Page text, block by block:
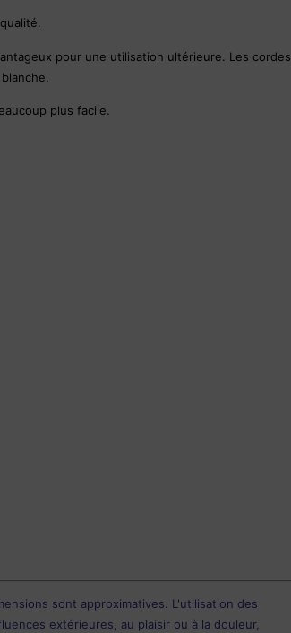
pour une utilisation ultérieure. Les cordes
plus facile.
sont approximatives. L'utilisation des
extérieures, au plaisir ou à la douleur,